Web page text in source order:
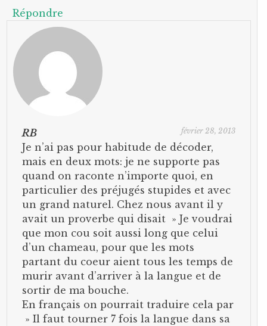
Répondre
RB février 28, 2013
Je n’ai pas pour habitude de décoder,
mais en deux mots: je ne supporte pas
quand on raconte n’importe quoi, en
particulier des préjugés stupides et avec
un grand naturel. Chez nous avant il y
avait un proverbe qui disait » Je voudrai
que mon cou soit aussi long que celui
d’un chameau, pour que les mots
partant du coeur aient tous les temps de
murir avant d’arriver à la langue et de
sortir de ma bouche.
En français on pourrait traduire cela par
» Il faut tourner 7 fois la langue dans sa